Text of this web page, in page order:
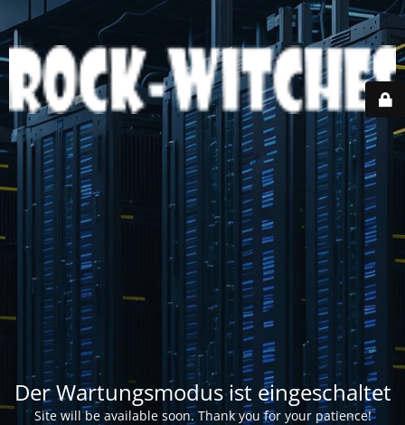
Der Wartungsmodus ist eingeschaltet
Site will be available soon. Thank you for your patience!